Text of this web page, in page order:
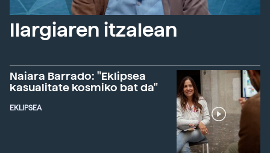
Ilargiaren itzalean
Naiara Barrado: "Eklipsea
kasualitate kosmiko bat da"
EKLIPSEA